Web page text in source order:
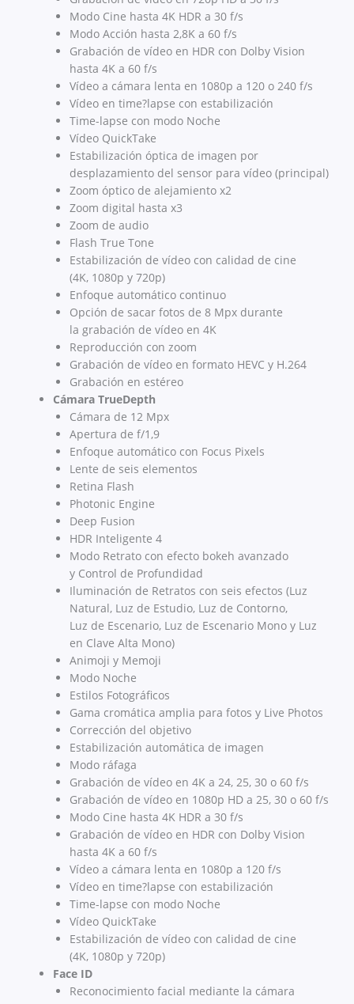
Modo Cine hasta 4K HDR a 30 f/s
Modo Acción hasta 2,8K a 60 f/s
Grabación de vídeo en HDR con Dolby Vision
hasta 4K a 60 f/s
Vídeo a cámara lenta en 1080p a 120 o 240 f/s
Vídeo en time?lapse con estabili­zación
Time-lapse con modo Noche
Vídeo QuickTake
Estabilización óptica de imagen por
desplazamiento del sensor para vídeo (principal)
Zoom óptico de alejamiento x2
Zoom digital hasta x3
Zoom de audio
Flash True Tone
Estabilización de vídeo con calidad de cine
(4K, 1080p y 720p)
Enfoque automático continuo
Opción de sacar fotos de 8 Mpx durante
la grabación de vídeo en 4K
Reproducción con zoom
Grabación de vídeo en formato HEVC y H.264
Grabación en estéreo
Cámara TrueDepth
Cámara de 12 Mpx
Apertura de f/1,9
Enfoque automático con Focus Pixels
Lente de seis elementos
Retina Flash
Photonic Engine
Deep Fusion
HDR Inteligente 4
Modo Retrato con efecto bokeh avanzado
y Control de Profundidad
Iluminación de Retratos con seis efectos (Luz
Natural, Luz de Estudio, Luz de Contorno,
Luz de Escenario, Luz de Escenario Mono y Luz
en Clave Alta Mono)
Animoji y Memoji
Modo Noche
Estilos Fotográficos
Gama cromática amplia para fotos y Live Photos
Corrección del objetivo
Estabilización automática de imagen
Modo ráfaga
Grabación de vídeo en 4K a 24, 25, 30 o 60 f/s
Grabación de vídeo en 1080p HD a 25, 30 o 60 f/s
Modo Cine hasta 4K HDR a 30 f/s
Grabación de vídeo en HDR con Dolby Vision
hasta 4K a 60 f/s
Vídeo a cámara lenta en 1080p a 120 f/s
Vídeo en time?lapse con estabili­zación
Time-lapse con modo Noche
Vídeo QuickTake
Estabilización de vídeo con calidad de cine
(4K, 1080p y 720p)
Face ID
Reconoci­miento facial mediante la cámara